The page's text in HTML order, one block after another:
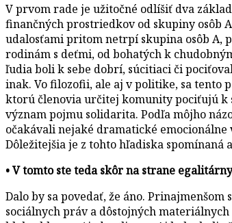
V prvom rade je užitočné odlíšiť dva
finančných prostriedkov od skupiny osôb
udalosťami pritom netrpí skupina osôb A,
rodinám s deťmi, od bohatých k
ľudia boli k sebe dobrí, súcitiaci či
inak. Vo filozofii, ale aj v politike, sa tento
ktorú členovia určitej komunity pociťujú k
význam pojmu solidarita. Podľa môjho
očakávali nejaké dramatické
Dôležitejšia je z tohto hľadiska spomínaná
• V tomto ste teda skôr na strane
Dalo by sa povedať, že áno.
sociálnych práv a dôstojných